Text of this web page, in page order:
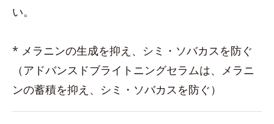
い。
* メラニンの生成を抑え、シミ・ソバカスを防ぐ
（アドバンスドブライトニングセラムは、メラニ
ンの蓄積を抑え、シミ・ソバカスを防ぐ）